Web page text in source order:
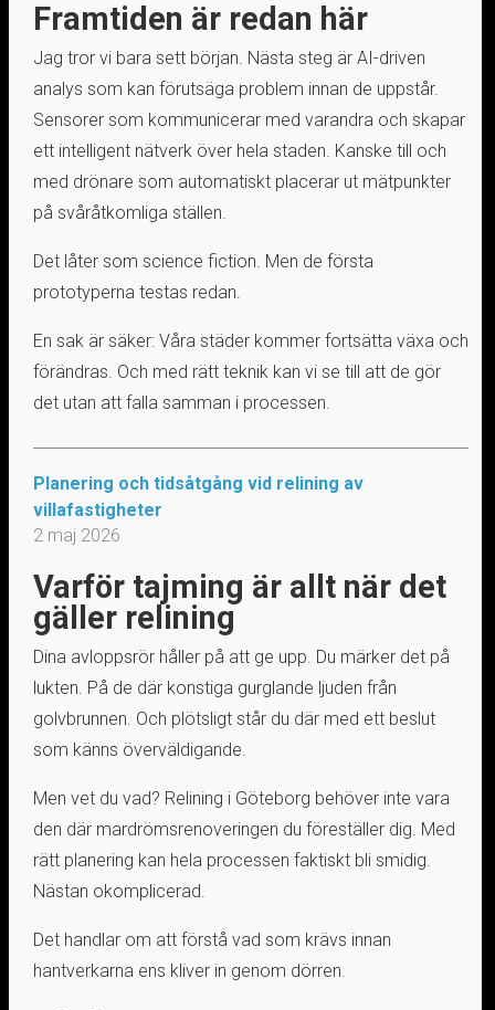
Framtiden är redan här
Jag tror vi bara sett början. Nästa steg är AI-driven
analys som kan förutsäga problem innan de uppstår.
Sensorer som kommunicerar med varandra och skapar
ett intelligent nätverk över hela staden. Kanske till och
med drönare som automatiskt placerar ut mätpunkter
på svåråtkomliga ställen.
Det låter som science fiction. Men de första
prototyperna testas redan.
En sak är säker: Våra städer kommer fortsätta växa och
förändras. Och med rätt teknik kan vi se till att de gör
det utan att falla samman i processen.
Planering och tidsåtgång vid relining av
villafastigheter
2 maj 2026
Varför tajming är allt när det
gäller relining
Dina avloppsrör håller på att ge upp. Du märker det på
lukten. På de där konstiga gurglande ljuden från
golvbrunnen. Och plötsligt står du där med ett beslut
som känns överväldigande.
Men vet du vad? Relining i Göteborg behöver inte vara
den där mardrömsrenoveringen du föreställer dig. Med
rätt planering kan hela processen faktiskt bli smidig.
Nästan okomplicerad.
Det handlar om att förstå vad som krävs innan
hantverkarna ens kliver in genom dörren.